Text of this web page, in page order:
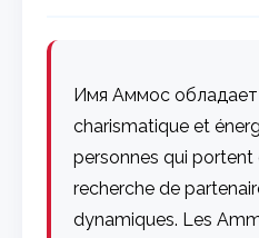
Имя Аммос
charismatique et
personnes qui portent
recherche de
dynamiques. Les